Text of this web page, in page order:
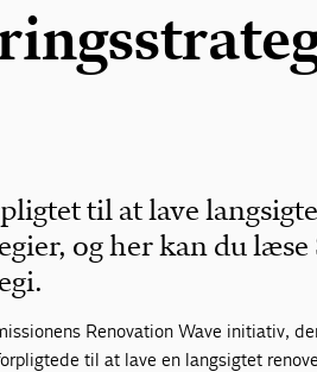
til at lave
og her kan du læse
Renovation Wave initiativ,
til at lave en langsigtet